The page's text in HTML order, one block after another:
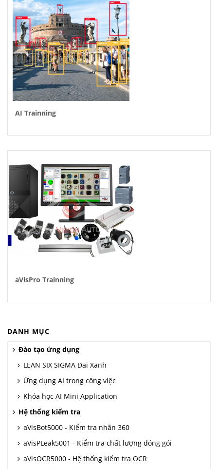
AI Trainning
aVisPro Trainning
DANH MỤC
Đào tạo ứng dụng
LEAN SIX SIGMA Đai Xanh
Ứng dụng AI trong công việc
Khóa học AI Mini Application
Hệ thống kiểm tra
aVisBot5000 - Kiểm tra nhãn 360
aVisPLeak5001 - Kiểm tra chất lượng đóng gói
aVisOCR5000 - Hệ thống kiểm tra OCR